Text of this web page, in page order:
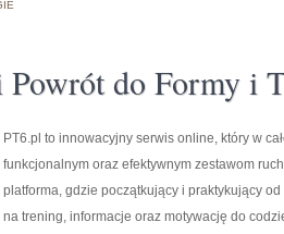
Powrót do Formy i
PT6.pl to innowacyjny serwis online, który w
funkcjonalnym oraz efektywnym zestawom
platforma, gdzie początkujący i praktykujący
na trening, informacje oraz motywację do